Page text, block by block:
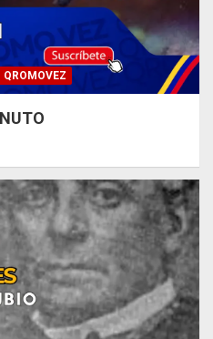
QROMOVEZ